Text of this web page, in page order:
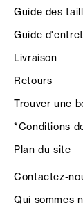
Guide des
Guide
Livraison
Retours
Trouver une
*Conditions
Plan du site
Contactez-
Qui sommes